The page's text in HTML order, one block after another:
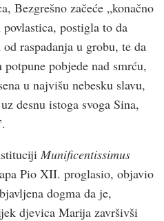
Bezgrešno začeće „konačno
postigla to da
raspadanja u grobu, te da
pobjede nad smrću,
u najvišu nebesku slavu,
desnu istoga svoga Sina,
Munificentissimus
Pio XII. proglasio, objavio
dogma da je,
djevica Marija završivši